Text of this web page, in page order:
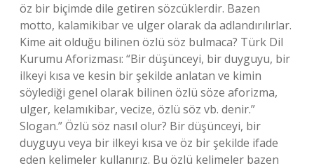
öz bir biçimde dile getiren sözcüklerdir. Bazen
motto, kalamikibar ve ulger olarak da adlandırılırlar.
Kime ait olduğu bilinen özlü söz bulmaca? Türk Dil
Kurumu Aforizması: “Bir düşünceyi, bir duyguyu, bir
ilkeyi kısa ve kesin bir şekilde anlatan ve kimin
söylediği genel olarak bilinen özlü söze aforizma,
ulger, kelamıkibar, vecize, özlü söz vb. denir.”
Slogan.” Özlü söz nasıl olur? Bir düşünceyi, bir
duyguyu veya bir ilkeyi kısa ve öz bir şekilde ifade
eden kelimeler kullanırız. Bu özlü kelimeler bazen